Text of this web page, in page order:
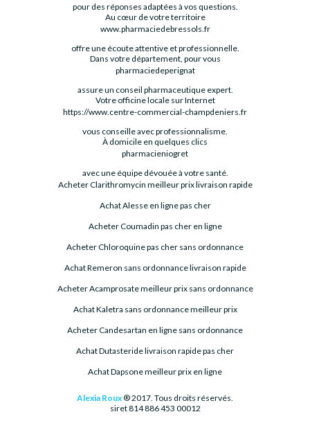
pour des réponses adaptées à vos questions.
Au cœur de votre territoire
www.pharmaciedebressols.fr
offre une écoute attentive et professionnelle.
Dans votre département, pour vous
pharmaciedeperignat
assure un conseil pharmaceutique expert.
Votre officine locale sur Internet
https://www.centre-commercial-champdeniers.fr
vous conseille avec professionnalisme.
À domicile en quelques clics
pharmacieniogret
avec une équipe dévouée à votre santé.
Acheter Clarithromycin meilleur prix livraison rapide
Achat Alesse en ligne pas cher
Acheter Coumadin pas cher en ligne
Acheter Chloroquine pas cher sans ordonnance
Achat Remeron sans ordonnance livraison rapide
Acheter Acamprosate meilleur prix sans ordonnance
Achat Kaletra sans ordonnance meilleur prix
Acheter Candesartan en ligne sans ordonnance
Achat Dutasteride livraison rapide pas cher
Achat Dapsone meilleur prix en ligne
Alexia Roux® 2017. Tous droits réservés.
siret 814 886 453 00012